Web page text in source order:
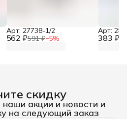
562 ₽591 ₽−5%
Арт: 27738-1/2
383 ₽
Арт:
скидку
акции и новости и
на следующий заказ